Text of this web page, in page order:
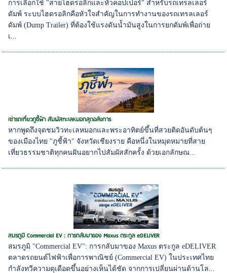
การเลือกใช้ "สายไฮดรอลิกและหัวคอปเปอร์" สำหรับรถเทรลเลอร์
ดัมพ์ ระบบไฮดรอลิกคือหัวใจสำคัญในการทำงานของรถเทรลเลอร์
ดัมพ์ (Dump Trailer) ที่ต้องใช้แรงดันน้ำมันสูงในการยกดัมพ์เพื่อถ่าย
เ...
เช่ารถเที่ยวภูชี้ฟ้า สัมผัสทะเลหมอกสุดอลังการ
หากพูดถึงจุดชมวิวทะเลหมอกและพระอาทิตย์ขึ้นที่สวยติดอันดับต้นๆ
ของเมืองไทย "ภูชี้ฟ้า" จังหวัดเชียงราย คือหนึ่งในหมุดหมายที่สาย
เที่ยวธรรมชาติทุกคนฝันอยากไปสัมผัสสักครั้ง ด้วยเอกลักษณ...
สมรภูมิ Commercial EV : การกลับมาของ Maxus ตระกูล eDELIVER
สมรภูมิ "Commercial EV": การกลับมาของ Maxus ตระกูล eDELIVER
ตลาดรถยนต์ไฟฟ้าเพื่อการพาณิชย์ (Commercial EV) ในประเทศไทย
กำลังทวีความดุเดือดขึ้นอย่างเห็นได้ชัด จากการเปลี่ยนผ่านด้านโล...